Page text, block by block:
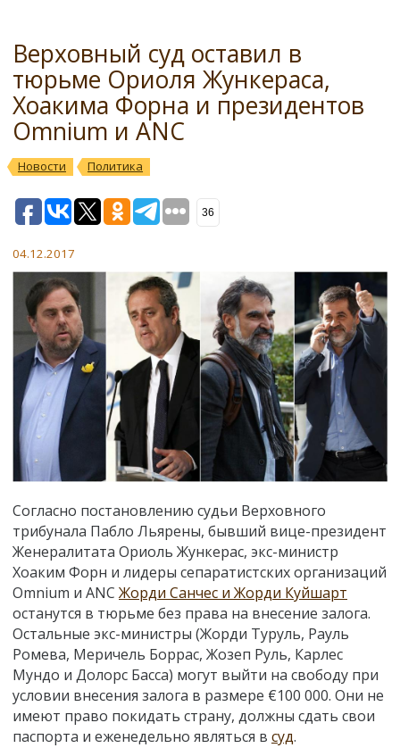
Верховный суд оставил в
тюрьме Ориоля Жункераса,
Хоакима Форна и президентов
Omnium и ANC
Новости Политика
36
04.12.2017
Согласно постановлению судьи Верховного
трибунала Пабло Льярены, бывший вице-президент
Женералитата Ориоль Жункерас, экс-министр
Хоаким Форн и лидеры сепаратистских организаций
Omnium и ANC Жорди Санчес и Жорди Куйшарт
останутся в тюрьме без права на внесение залога.
Остальные экс-министры (Жорди Туруль, Рауль
Ромева, Меричель Боррас, Жозеп Руль, Карлес
Мундо и Долорс Басса) могут выйти на свободу при
условии внесения залога в размере €100 000. Они не
имеют право покидать страну, должны сдать свои
паспорта и еженедельно являться в суд.